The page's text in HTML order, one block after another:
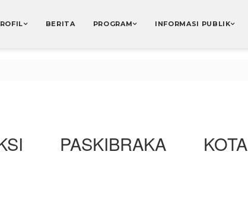
BERITA PROGRAM INFORMASI PUBLIK
PASKIBRAKA KOTA